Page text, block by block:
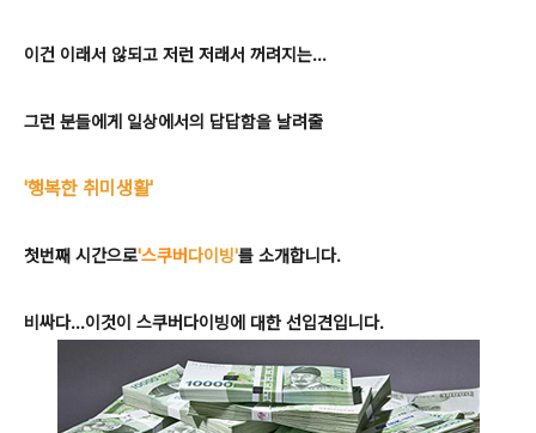
이건 이래서 않되고 저런 저래서 꺼려지는...
그런 분들에게 일상에서의 답답함을 날려줄
'행복한 취미생활'
첫번째 시간으로'스쿠버 다이빙'를 소개합니다.
비싸다...이것이 스쿠버다이빙에 대한 선입견입니다.